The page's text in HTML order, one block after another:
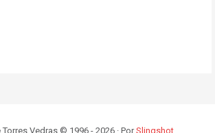
Vedras © 1996 - 2026 · PorSlingshot